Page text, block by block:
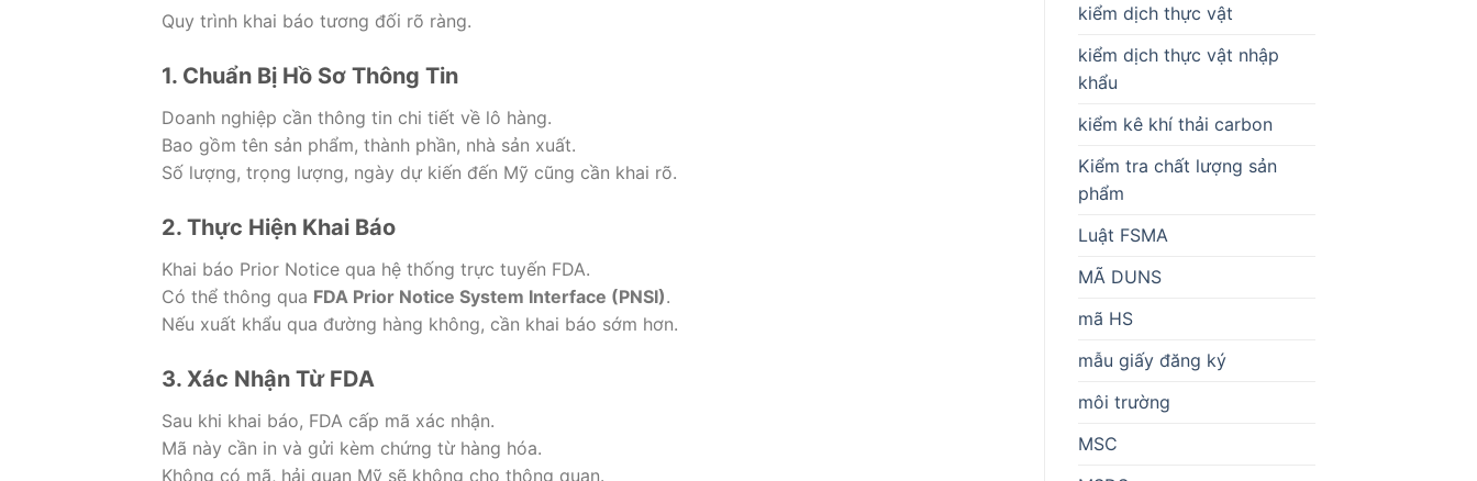
Quy trình khai báo tương đối rõ ràng.
1. Chuẩn Bị Hồ Sơ Thông Tin
Doanh nghiệp cần thông tin chi tiết về lô hàng.
Bao gồm tên sản phẩm, thành phần, nhà sản xuất.
Số lượng, trọng lượng, ngày dự kiến đến Mỹ cũng cần khai rõ.
2. Thực Hiện Khai Báo
Khai báo Prior Notice qua hệ thống trực tuyến FDA.
Có thể thông qua FDA Prior Notice System Interface (PNSI).
Nếu xuất khẩu qua đường hàng không, cần khai báo sớm hơn.
3. Xác Nhận Từ FDA
Sau khi khai báo, FDA cấp mã xác nhận.
Mã này cần in và gửi kèm chứng từ hàng hóa.
Không có mã, hải quan Mỹ sẽ không cho thông quan.
kiểm dịch thực vật
kiểm dịch thực vật nhập
khẩu
kiểm kê khí thải carbon
Kiểm tra chất lượng sản
phẩm
Luật FSMA
MÃ DUNS
mã HS
mẫu giấy đăng ký
môi trường
MSC